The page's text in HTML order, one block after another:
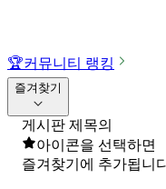
🏆커뮤니티 랭킹
즐겨찾기
게시판 제목의
아이콘을 선택하면
즐겨찾기에 추가됩니